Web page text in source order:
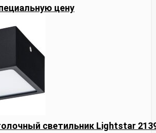
цену
светильник Lightstar